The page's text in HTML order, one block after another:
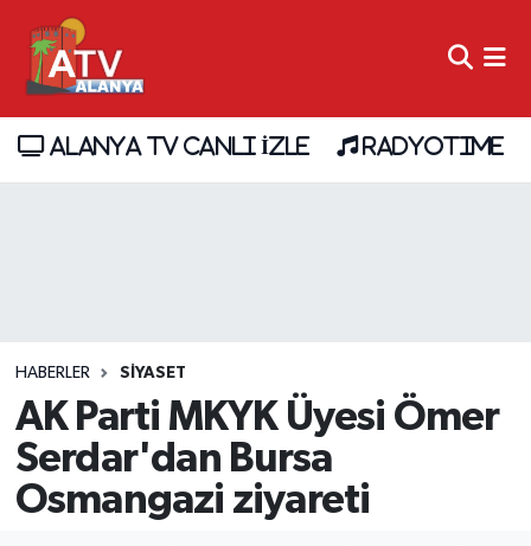
ALANYA TV CANLI İZLE RADYOTIME
HABERLER SİYASET
AK Parti MKYK Üyesi Ömer
Serdar'dan Bursa
Osmangazi ziyareti